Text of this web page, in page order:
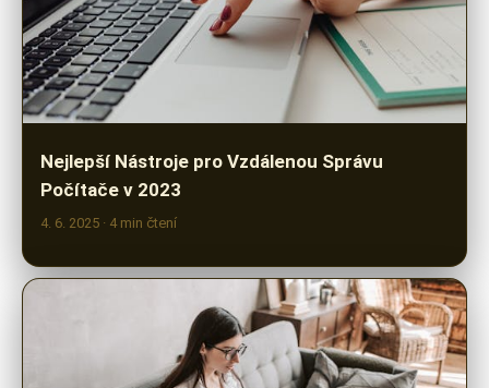
Nejlepší Nástroje pro Vzdálenou Správu
Počítače v 2023
4. 6. 2025 · 4 min čtení